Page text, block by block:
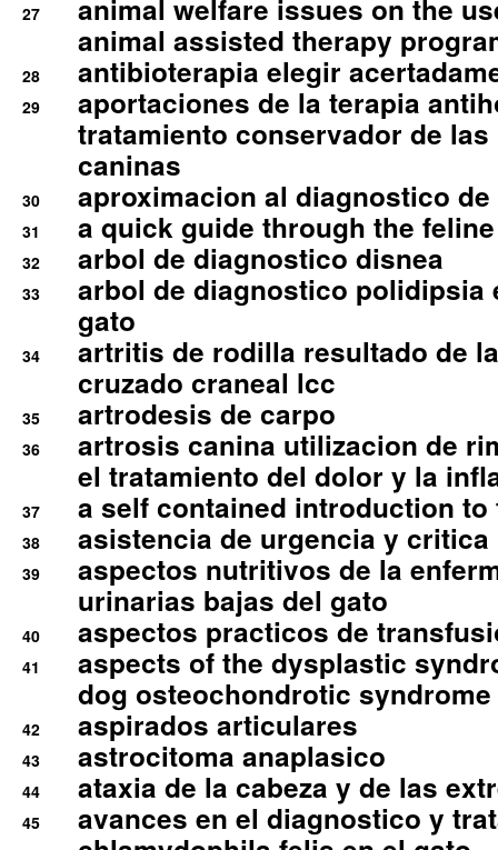
27
animal welfare issues on the
animal assisted therapy
28 antibioterapia elegir
29
aportaciones de la terapia
tratamiento conservador de
caninas
30 aproximacion al diagnostico
31 a quick guide through the
32 arbol de diagnostico disnea
33
arbol de diagnostico polidipsia
gato
34
artritis de rodilla resultado de
cruzado craneal lcc
35 artrodesis de carpo
36
artrosis canina utilizacion de
el tratamiento del dolor y la
37 a self contained introduction
38 asistencia de urgencia y
39
aspectos nutritivos de la
urinarias bajas del gato
40 aspectos practicos de
41
aspects of the dysplastic
dog osteochondrotic syndrome
42 aspirados articulares
43 astrocitoma anaplasico
44 ataxia de la cabeza y de las
45
avances en el diagnostico y